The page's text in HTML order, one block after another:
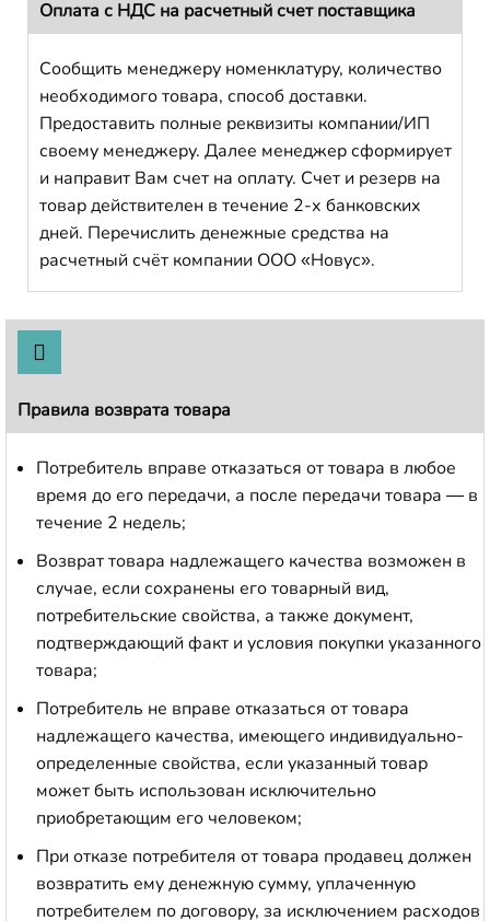
Оплата с НДС на расчетный счет поставщика
Сообщить менеджеру номенклатуру, количество
необходимого товара, способ доставки.
Предоставить полные реквизиты компании/ИП
своему менеджеру. Далее менеджер сформирует
и направит Вам счет на оплату. Счет и резерв на
товар действителен в течение 2-х банковских
дней. Перечислить денежные средства на
расчетный счёт компании ООО «Новус».
Правила возврата товара
Потребитель вправе отказаться от товара в любое
время до его передачи, а после передачи товара — в
течение 2 недель;
Возврат товара надлежащего качества возможен в
случае, если сохранены его товарный вид,
потребительские свойства, а также документ,
подтверждающий факт и условия покупки указанного
товара;
Потребитель не вправе отказаться от товара
надлежащего качества, имеющего индивидуально-
определенные свойства, если указанный товар
может быть использован исключительно
приобретающим его человеком;
При отказе потребителя от товара продавец должен
возвратить ему денежную сумму, уплаченную
потребителем по договору, за исключением расходов